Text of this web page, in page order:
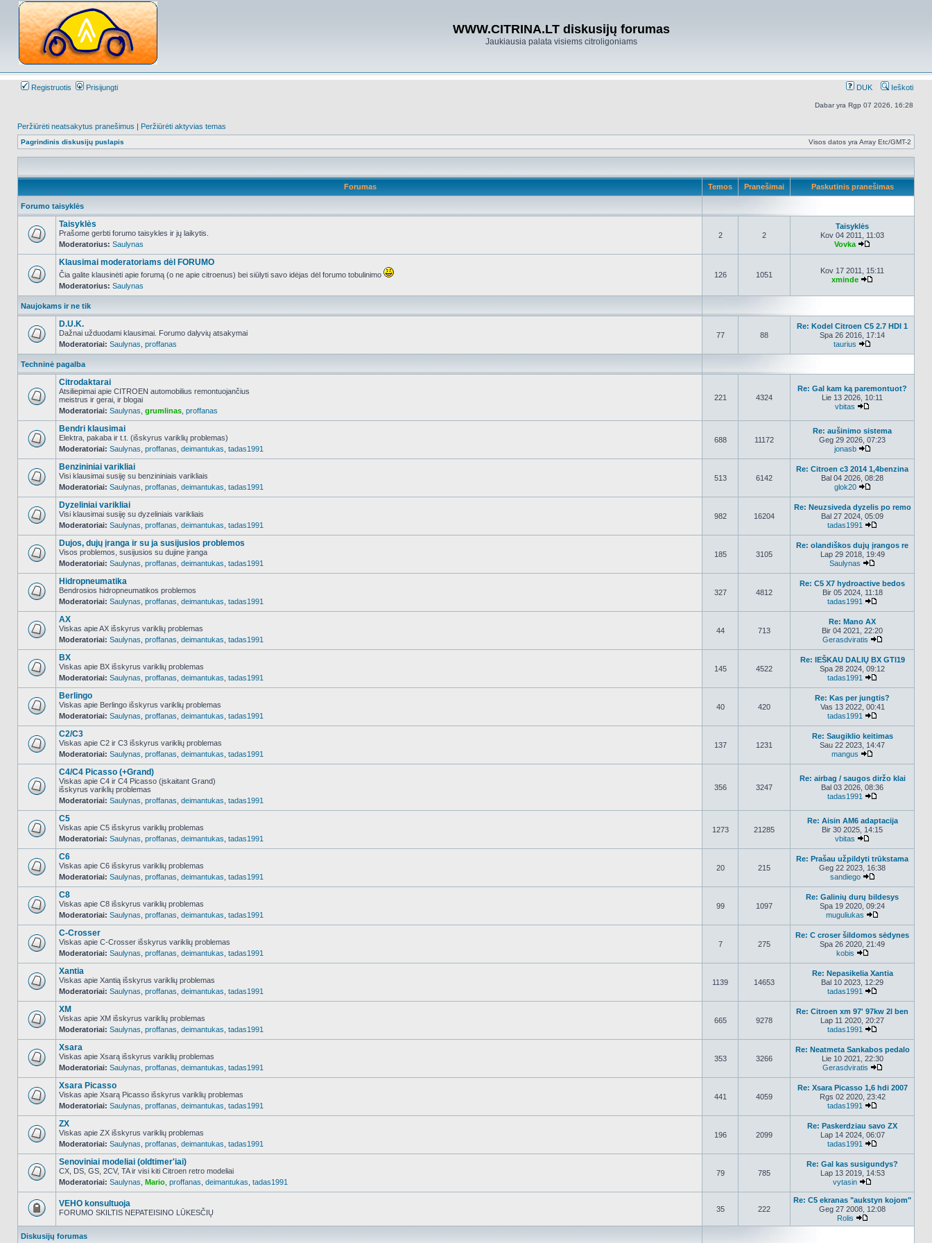
WWW.CITRINA.LT diskusijų forumas
Jaukiausia palata visiems citroligoniams
Registruotis Prisijungti DUK Ieškoti
Dabar yra Rgp 07 2026, 16:28
Peržiūrėti neatsakytus pranešimus | Peržiūrėti aktyvias temas
Pagrindinis diskusijų puslapis Visos datos yra Array Etc/GMT-2
Forumas Temos Pranešimai Paskutinis pranešimas
Forumo taisyklės
NO_UNREAD_POSTS
Taisyklės
Prašome gerbti forumo taisykles ir jų laikytis.
Moderatorius: Saulynas
2 2
Taisyklės
Kov 04 2011, 11:03
Vovka
NO_UNREAD_POSTS
Klausimai moderatoriams dėl FORUMO
Čia galite klausinėti apie forumą (o ne apie citroenus) bei siūlyti savo idėjas dėl forumo tobulinimo
Moderatorius: Saulynas
126 1051
Kov 17 2011, 15:11
xminde
Naujokams ir ne tik
NO_UNREAD_POSTS
D.U.K.
Dažnai užduodami klausimai. Forumo dalyvių atsakymai
Moderatoriai: Saulynas proffanas
77 88
Re: Kodel Citroen C5 2.7 HDI 1
Spa 26 2016, 17:14
taurius
Techninė pagalba
NO_UNREAD_POSTS
Citrodaktarai
Atsiliepimai apie CITROEN automobilius remontuojančius
meistrus ir gerai, ir blogai
Moderatoriai: Saulynas grumlinas proffanas
221 4324
Re: Gal kam ką paremontuot?
Lie 13 2026, 10:11
vbitas
NO_UNREAD_POSTS
Bendri klausimai
Elektra, pakaba ir t.t. (išskyrus variklių problemas)
Moderatoriai: Saulynas proffanas deimantukas tadas1991
688 11172
Re: aušinimo sistema
Geg 29 2026, 07:23
jonasb
NO_UNREAD_POSTS
Benzininiai varikliai
Visi klausimai susiję su benzininiais varikliais
Moderatoriai: Saulynas proffanas deimantukas tadas1991
513 6142
Re: Citroen c3 2014 1,4benzina
Bal 04 2026, 08:28
glok20
NO_UNREAD_POSTS
Dyzeliniai varikliai
Visi klausimai susiję su dyzeliniais varikliais
Moderatoriai: Saulynas proffanas deimantukas tadas1991
982 16204
Re: Neuzsiveda dyzelis po remo
Bal 27 2024, 05:09
tadas1991
NO_UNREAD_POSTS
Dujos, dujų įranga ir su ja susijusios problemos
Visos problemos, susijusios su dujine įranga
Moderatoriai: Saulynas proffanas deimantukas tadas1991
185 3105
Re: olandiškos dujų įrangos re
Lap 29 2018, 19:49
Saulynas
NO_UNREAD_POSTS
Hidropneumatika
Bendrosios hidropneumatikos problemos
Moderatoriai: Saulynas proffanas deimantukas tadas1991
327 4812
Re: C5 X7 hydroactive bedos
Bir 05 2024, 11:18
tadas1991
NO_UNREAD_POSTS
AX
Viskas apie AX išskyrus variklių problemas
Moderatoriai: Saulynas proffanas deimantukas tadas1991
44 713
Re: Mano AX
Bir 04 2021, 22:20
Gerasdviratis
NO_UNREAD_POSTS
BX
Viskas apie BX išskyrus variklių problemas
Moderatoriai: Saulynas proffanas deimantukas tadas1991
145 4522
Re: IEŠKAU DALIŲ BX GTI19
Spa 28 2024, 09:12
tadas1991
NO_UNREAD_POSTS
Berlingo
Viskas apie Berlingo išskyrus variklių problemas
Moderatoriai: Saulynas proffanas deimantukas tadas1991
40 420
Re: Kas per jungtis?
Vas 13 2022, 00:41
tadas1991
NO_UNREAD_POSTS
C2/C3
Viskas apie C2 ir C3 išskyrus variklių problemas
Moderatoriai: Saulynas proffanas deimantukas tadas1991
137 1231
Re: Saugiklio keitimas
Sau 22 2023, 14:47
mangus
NO_UNREAD_POSTS
C4/C4 Picasso (+Grand)
Viskas apie C4 ir C4 Picasso (įskaitant Grand)
išskyrus variklių problemas
Moderatoriai: Saulynas proffanas deimantukas tadas1991
356 3247
Re: airbag / saugos diržo klai
Bal 03 2026, 08:36
tadas1991
NO_UNREAD_POSTS
C5
Viskas apie C5 išskyrus variklių problemas
Moderatoriai: Saulynas proffanas deimantukas tadas1991
1273 21285
Re: Aisin AM6 adaptacija
Bir 30 2025, 14:15
vbitas
NO_UNREAD_POSTS
C6
Viskas apie C6 išskyrus variklių problemas
Moderatoriai: Saulynas proffanas deimantukas tadas1991
20 215
Re: Prašau užpildyti trūkstama
Geg 22 2023, 16:38
sandiego
NO_UNREAD_POSTS
C8
Viskas apie C8 išskyrus variklių problemas
Moderatoriai: Saulynas proffanas deimantukas tadas1991
99 1097
Re: Galinių durų bildesys
Spa 19 2020, 09:24
muguliukas
NO_UNREAD_POSTS
C-Crosser
Viskas apie C-Crosser išskyrus variklių problemas
Moderatoriai: Saulynas proffanas deimantukas tadas1991
7 275
Re: C croser šildomos sėdynes
Spa 26 2020, 21:49
kobis
NO_UNREAD_POSTS
Xantia
Viskas apie Xantią išskyrus variklių problemas
Moderatoriai: Saulynas proffanas deimantukas tadas1991
1139 14653
Re: Nepasikelia Xantia
Bal 10 2023, 12:29
tadas1991
NO_UNREAD_POSTS
XM
Viskas apie XM išskyrus variklių problemas
Moderatoriai: Saulynas proffanas deimantukas tadas1991
665 9278
Re: Citroen xm 97' 97kw 2l ben
Lap 11 2020, 20:27
tadas1991
NO_UNREAD_POSTS
Xsara
Viskas apie Xsarą išskyrus variklių problemas
Moderatoriai: Saulynas proffanas deimantukas tadas1991
353 3266
Re: Neatmeta Sankabos pedalo
Lie 10 2021, 22:30
Gerasdviratis
NO_UNREAD_POSTS
Xsara Picasso
Viskas apie Xsarą Picasso išskyrus variklių problemas
Moderatoriai: Saulynas proffanas deimantukas tadas1991
441 4059
Re: Xsara Picasso 1,6 hdi 2007
Rgs 02 2020, 23:42
tadas1991
NO_UNREAD_POSTS
ZX
Viskas apie ZX išskyrus variklių problemas
Moderatoriai: Saulynas proffanas deimantukas tadas1991
196 2099
Re: Paskerdziau savo ZX
Lap 14 2024, 06:07
tadas1991
NO_UNREAD_POSTS
Senoviniai modeliai (oldtimer'iai)
CX, DS, GS, 2CV, TA ir visi kiti Citroen retro modeliai
Moderatoriai: Saulynas Mario proffanas deimantukas tadas1991
79 785
Re: Gal kas susigundys?
Lap 13 2019, 14:53
vytasin
užrakintas
VEHO konsultuoja
FORUMO SKILTIS NEPATEISINO LŪKESČIŲ 35 222
Re: C5 ekranas "aukstyn kojom"
Geg 27 2008, 12:08
Rolis
Peržiūrėti
Diskusijų forumas